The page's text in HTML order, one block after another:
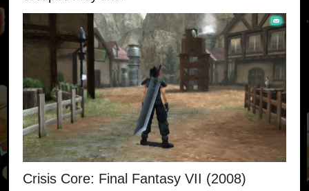
Crisis Core: Final Fantasy VII (2008)